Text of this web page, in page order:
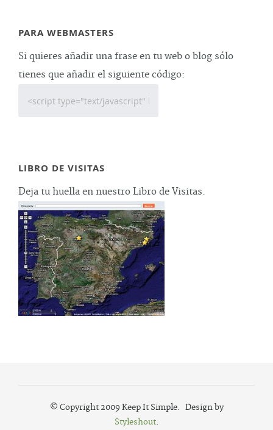
PARA WEBMASTERS
Si quieres añadir una frase en tu web o blog sólo
tienes que añadir el siguiente código:
LIBRO DE VISITAS
Deja tu huella en nuestro Libro de Visitas.
© Copyright 2009 Keep It Simple. Design by
Styleshout.